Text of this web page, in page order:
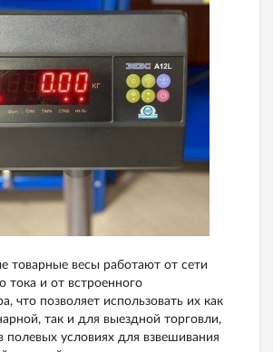
товарные весы работают от сети
тока и от встроенного
что позволяет использовать их как
так и для выездной торговли,
полевых условиях для взвешивания